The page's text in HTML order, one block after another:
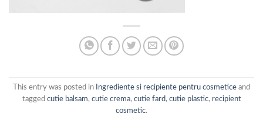
This entry was posted in Ingrediente si recipiente pentru cosmetice and
tagged cutie balsam, cutie crema, cutie fard, cutie plastic, recipient
cosmetic.